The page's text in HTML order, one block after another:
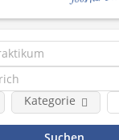
Kategorie